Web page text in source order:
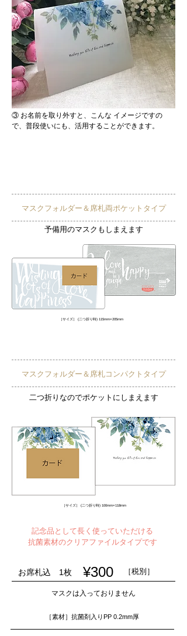
③ お名前を取り外すと、こんな イメージですの
で、普段使いにも、活用することができます。
マスクフォルダー＆席札両ポケットタイプ
​予備用のマスクもしまえます
［サイズ］ (二つ折り時) 115mm×205mm
マスクフォルダー＆席札コンパクトタイプ
二つ折りなのでポケットにしまえます
［サイズ］ (二つ折り時) 100mm×118mm
記念品として長く使っていただける
抗菌素材のクリアファイルタイプです
お席札込 1枚 ¥300 ［税別］
マスクは入っておりません
［素材］抗菌剤入りPP 0.2mm厚